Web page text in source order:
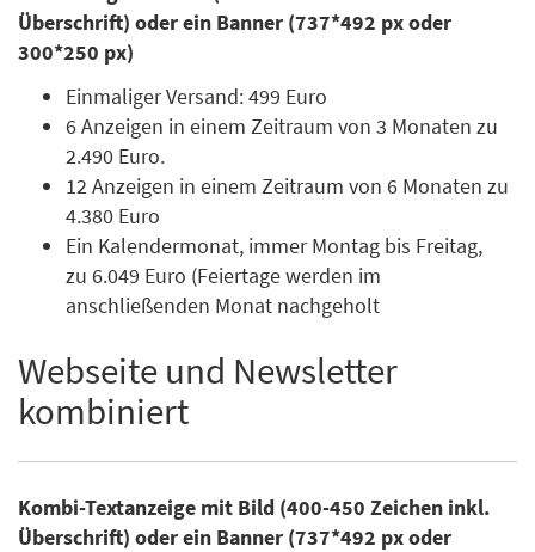
Überschrift) oder ein Banner (737*492 px oder
300*250 px)
Einmaliger Versand: 499 Euro
6 Anzeigen in einem Zeitraum von 3 Monaten zu
2.490 Euro.
12 Anzeigen in einem Zeitraum von 6 Monaten zu
4.380 Euro
Ein Kalendermonat, immer Montag bis Freitag,
zu 6.049 Euro (Feiertage werden im
anschließenden Monat nachgeholt
Webseite und Newsletter
kombiniert
Kombi-Textanzeige mit Bild (400-450 Zeichen inkl.
Überschrift) oder ein Banner (737*492 px oder